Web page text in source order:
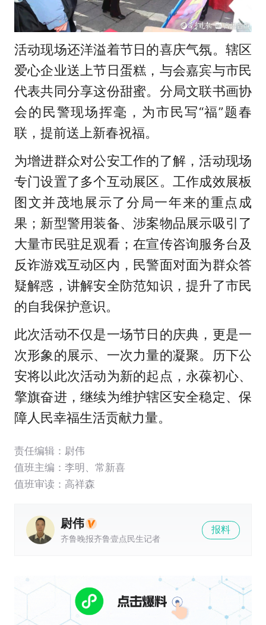
活动现场还洋溢着节日的喜庆气氛。辖区
爱心企业送上节日蛋糕，与会嘉宾与市民
代表共同分享这份甜蜜。分局文联书画协
会的民警现场挥毫，为市民写“福”题春
联，提前送上新春祝福。
为增进群众对公安工作的了解，活动现场
专门设置了多个互动展区。工作成效展板
图文并茂地展示了分局一年来的重点成
果；新型警用装备、涉案物品展示吸引了
大量市民驻足观看；在宣传咨询服务台及
反诈游戏互动区内，民警面对面为群众答
疑解惑，讲解安全防范知识，提升了市民
的自我保护意识。
此次活动不仅是一场节日的庆典，更是一
次形象的展示、一次力量的凝聚。历下公
安将以此次活动为新的起点，永葆初心、
擎旗奋进，继续为维护辖区安全稳定、保
障人民幸福生活贡献力量。
责任编辑：尉伟
值班主编： 李明
常新喜
值班审读：高祥森
尉伟
齐鲁晚报齐鲁壹点民生记者
报料